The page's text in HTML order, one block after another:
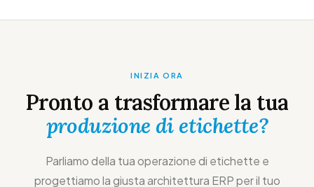
INIZIA ORA
Pronto a trasformare la tua
produzione di etichette?
Parliamo della tua operazione di etichette e
progettiamo la giusta architettura ERP per il tuo